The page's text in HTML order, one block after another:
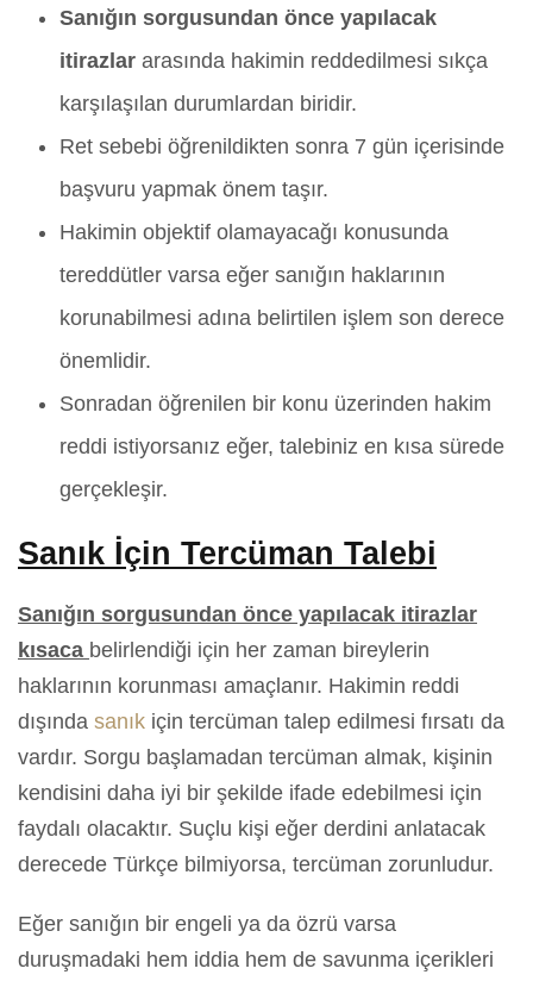
Sanığın sorgusundan önce yapılacak
itirazlar arasında hakimin reddedilmesi sıkça
karşılaşılan durumlardan biridir.
Ret sebebi öğrenildikten sonra 7 gün içerisinde
başvuru yapmak önem taşır.
Hakimin objektif olamayacağı konusunda
tereddütler varsa eğer sanığın haklarının
korunabilmesi adına belirtilen işlem son derece
önemlidir.
Sonradan öğrenilen bir konu üzerinden hakim
reddi istiyorsanız eğer, talebiniz en kısa sürede
gerçekleşir.
Sanık İçin Tercüman Talebi
Sanığın sorgusundan önce yapılacak itirazlar
kısaca belirlendiği için her zaman bireylerin
haklarının korunması amaçlanır. Hakimin reddi
dışında sanık için tercüman talep edilmesi fırsatı da
vardır. Sorgu başlamadan tercüman almak, kişinin
kendisini daha iyi bir şekilde ifade edebilmesi için
faydalı olacaktır. Suçlu kişi eğer derdini anlatacak
derecede Türkçe bilmiyorsa, tercüman zorunludur.
Eğer sanığın bir engeli ya da özrü varsa
duruşmadaki hem iddia hem de savunma içerikleri